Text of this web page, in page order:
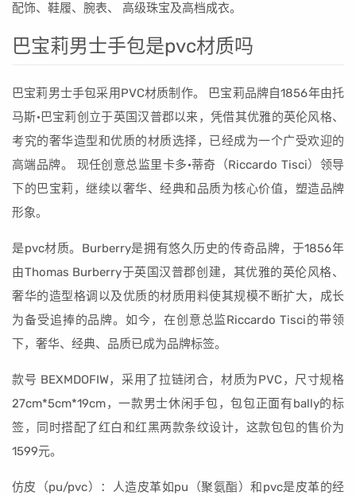
配饰、鞋履、腕表、 高级珠宝及高档成衣。
巴宝莉男士手包是pvc材质吗
巴宝莉男士手包采用PVC材质制作。 巴宝莉品牌自1856年由托
马斯·巴宝莉创立于英国汉普郡以来，凭借其优雅的英伦风格、
考究的奢华造型和优质的材质选择，已经成为一个广受欢迎的
高端品牌。 现任创意总监里卡多·蒂奇（Riccardo Tisci）领导
下的巴宝莉，继续以奢华、经典和品质为核心价值，塑造品牌
形象。
是pvc材质。Burberry是拥有悠久历史的传奇品牌，于1856年
由Thomas Burberry于英国汉普郡创建，其优雅的英伦风格、
奢华的造型格调以及优质的材质用料使其规模不断扩大，成长
为备受追捧的品牌。如今，在创意总监Riccardo Tisci的带领
下，奢华、经典、品质已成为品牌标签。
款号 BEXMDOFIW，采用了拉链闭合，材质为PVC，尺寸规格
27cm*5cm*19cm，一款男士休闲手包，包包正面有bally的标
签，同时搭配了红白和红黑两款条纹设计，这款包包的售价为
1599元。
仿皮（pu/pvc）：人造皮革如pu（聚氨酯）和pvc是皮革的经